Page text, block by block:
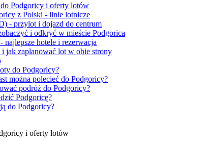
Podgoricy i oferty lotów
z Polski - linie lotnicze
- przylot i dojazd do centrum
i odkryć w mieście Podgorica
najlepsze hotele i rezerwacja
jak zaplanować lot w obie strony
do Podgoricy?
można polecieć do Podgoricy?
podróż do Podgoricy?
Podgoricę?
do Podgoricy?
i oferty lotów